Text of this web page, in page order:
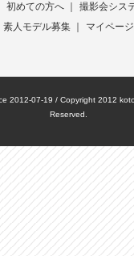
初めての方へ 撮影会シス
素人モデル募集｜ マイページ
2012-07-19 / Copyright 2012
Reserved.